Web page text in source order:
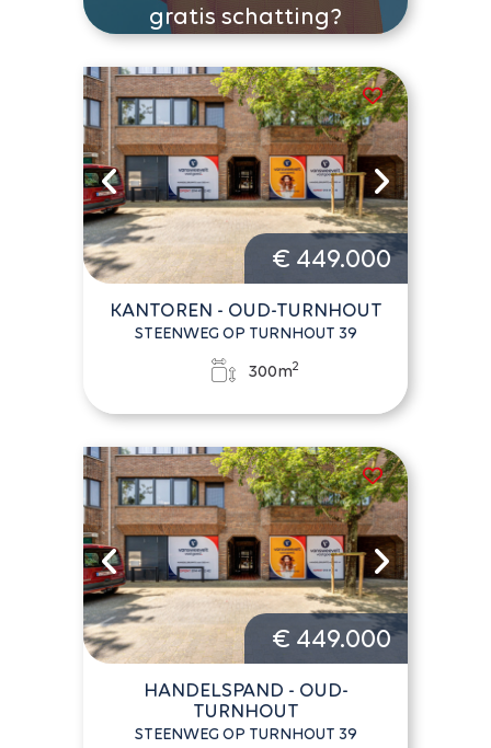
gratis schatting?
€ 449.000
KANTOREN - OUD-TURNHOUT
STEENWEG OP TURNHOUT 39
300m2
€ 449.000
HANDELSPAND - OUD-
TURNHOUT
STEENWEG OP TURNHOUT 39